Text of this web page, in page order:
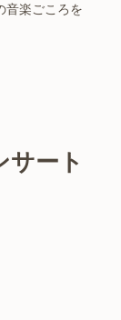
音楽ごころを
ート